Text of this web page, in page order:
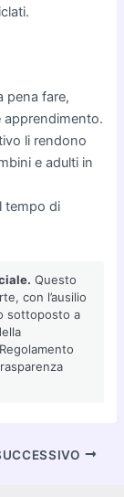
pena fare,
li rendono
e adulti in
tempo di
Questo
con l’ausilio
sottoposto a